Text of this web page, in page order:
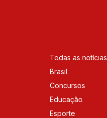
Todas as notícias
Brasil
Concursos
Educação
Esporte